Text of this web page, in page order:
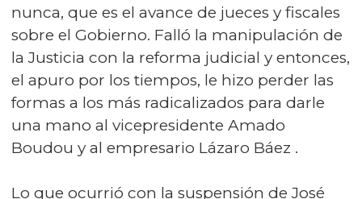
nunca, que es el avance de jueces y fiscales
sobre el Gobierno. Falló la manipulación de
la Justicia con la reforma judicial y entonces,
el apuro por los tiempos, le hizo perder las
formas a los más radicalizados para darle
una mano al vicepresidente Amado
Boudou y al empresario Lázaro Báez .
Lo que ocurrió con la suspensión de José